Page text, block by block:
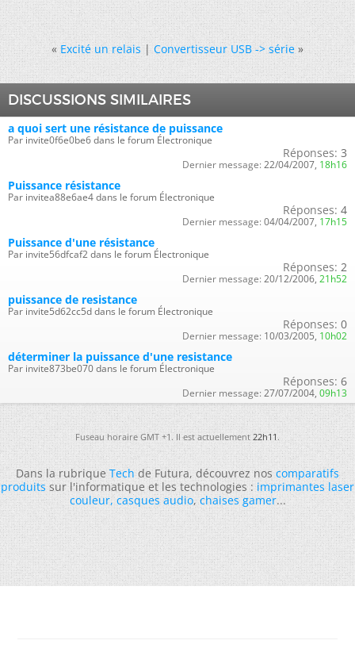
« Excité un relais|Convertisseur USB -> série »
DISCUSSIONS SIMILAIRES
a quoi sert une résistance de puissance
Par invite0f6e0be6 dans le forum Électronique
Réponses: 3
Dernier message: 22/04/2007, 18h16
Puissance résistance
Par invitea88e6ae4 dans le forum Électronique
Réponses: 4
Dernier message: 04/04/2007, 17h15
Puissance d'une résistance
Par invite56dfcaf2 dans le forum Électronique
Réponses: 2
Dernier message: 20/12/2006, 21h52
puissance de resistance
Par invite5d62cc5d dans le forum Électronique
Réponses: 0
Dernier message: 10/03/2005, 10h02
déterminer la puissance d'une resistance
Par invite873be070 dans le forum Électronique
Réponses: 6
Dernier message: 27/07/2004, 09h13
Fuseau horaire GMT +1. Il est actuellement 22h11.
Dans la rubriqueTechde Futura, découvrez noscomparatifs
produitssur l'informatique et les technologies :imprimantes laser
couleur,casques audio,chaises gamer...